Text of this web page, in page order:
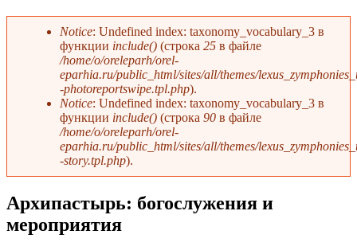
Сообщение об ошибке
Notice: Undefined index: taxonomy_vocabulary_3 в
функции include() (строка 25 в файле
/home/o/oreleparh/orel-
eparhia.ru/public_html/sites/all/themes/
-photoreportswipe.tpl.php).
Notice: Undefined index: taxonomy_vocabulary_3 в
функции include() (строка 90 в файле
/home/o/oreleparh/orel-
eparhia.ru/public_html/sites/all/themes/
-story.tpl.php).
Архипастырь: богослужения и
мероприятия